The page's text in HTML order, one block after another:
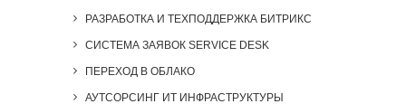
РАЗРАБОТКА И ТЕХПОДДЕРЖКА БИТРИКС
СИСТЕМА ЗАЯВОК SERVICE DESK
ПЕРЕХОД В ОБЛАКО
АУТСОРСИНГ ИТ ИНФРАСТРУКТУРЫ